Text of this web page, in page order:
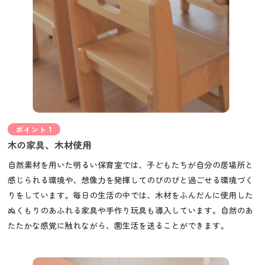
ポイント 1
木の家具、木材使用
自然素材を用いた明るい保育室では、子どもたちが自分の居場所と
感じられる環境や、想像力を発揮してのびのびと過ごせる環境づく
りをしています。毎日の生活の中では、木材をふんだんに使用した
ぬくもりのあふれる家具や手作り玩具も導入しています。自然のあ
たたかな感覚に触れながら、園生活を送ることができます。